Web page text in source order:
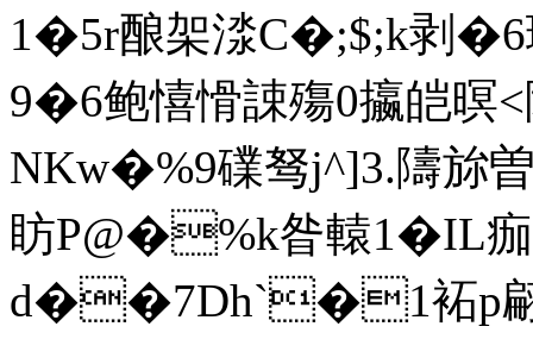
1�5r酿架渁C�;$;k剥
9�6鲍憘愲誎殤0攍皑暝
NKw�%9礏驽j^]3.隯
眆P@�%k昝轅1�IL
d��7Dh`�1袥p翩